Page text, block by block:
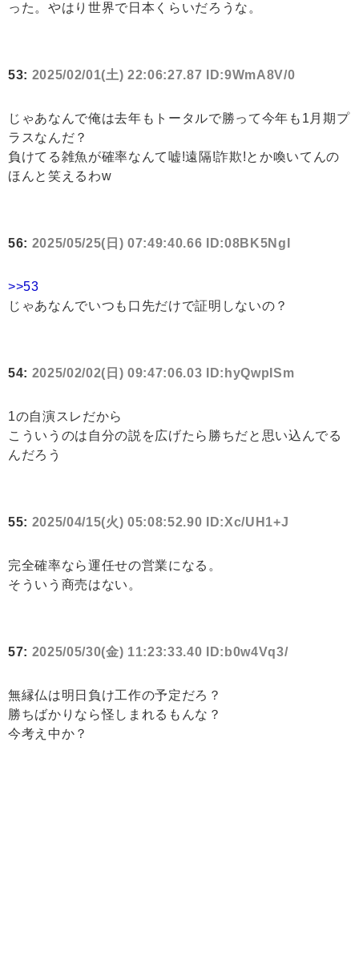
った。やはり世界で日本くらいだろうな。
53: 2025/02/01(土) 22:06:27.87 ID:9WmA8V/0
じゃあなんで俺は去年もトータルで勝って今年も1月期プ
ラスなんだ？
負けてる雑魚が確率なんて嘘!遠隔!詐欺!とか喚いてんの
ほんと笑えるわw
56: 2025/05/25(日) 07:49:40.66 ID:08BK5NgI
>>53
じゃあなんでいつも口先だけで証明しないの？
54: 2025/02/02(日) 09:47:06.03 ID:hyQwpISm
1の自演スレだから
こういうのは自分の説を広げたら勝ちだと思い込んでる
んだろう
55: 2025/04/15(火) 05:08:52.90 ID:Xc/UH1+J
完全確率なら運任せの営業になる。
そういう商売はない。
57: 2025/05/30(金) 11:23:33.40 ID:b0w4Vq3/
無縁仏は明日負け工作の予定だろ？
勝ちばかりなら怪しまれるもんな？
今考え中か？